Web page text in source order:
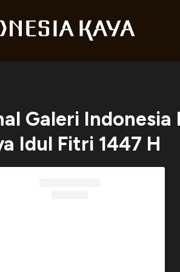
Galeri Indonesia
Idul Fitri 1447 H